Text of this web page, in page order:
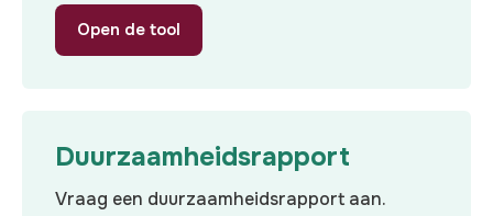
Open de tool
Duurzaamheidsrapport
Vraag een duurzaamheidsrapport aan.